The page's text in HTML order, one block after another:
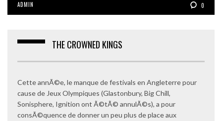
ADMIN 0
THE CROWNED KINGS
Cette annÃ©e, le manque de festivals en Angleterre pour
cause de Jeux Olympiques (Glastonbury, Big Chill,
Sonisphere, Ignition ont Ã©tÃ© annulÃ©s), a pour
consÃ©quence de donner un peu plus de place aux